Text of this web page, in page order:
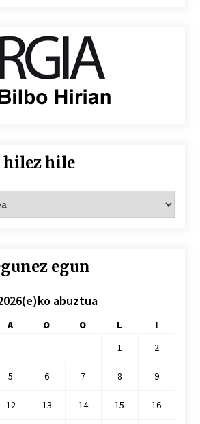
hile
egun
abuztua
A O O L
I
1
2
5 6 7 8 9
12 13 14 15 16